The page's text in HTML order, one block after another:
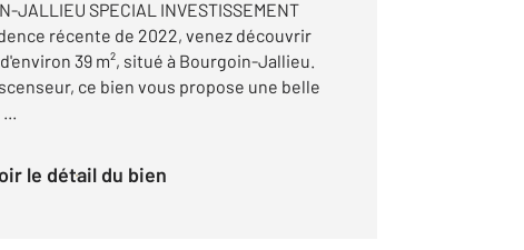
JALLIEU SPECIAL INVESTISSEMENT
récente de 2022, venez découvrir
39 m², situé à Bourgoin-Jallieu.
ce bien vous propose une belle
le détail du bien